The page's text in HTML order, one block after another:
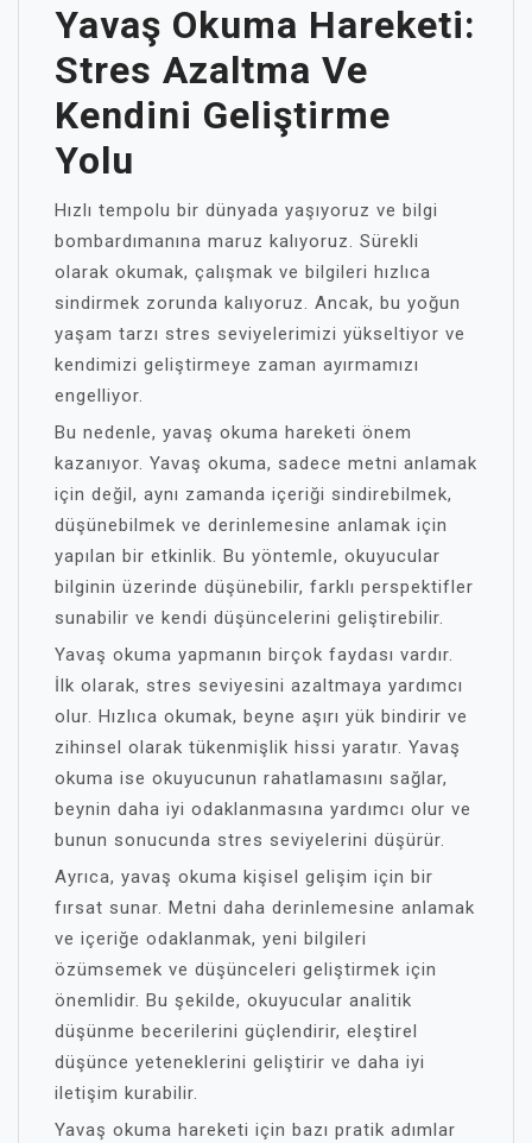
Yavaş Okuma Hareketi:
Stres Azaltma Ve
Kendini Geliştirme
Yolu
Hızlı tempolu bir dünyada yaşıyoruz ve bilgi
bombardımanına maruz kalıyoruz. Sürekli
olarak okumak, çalışmak ve bilgileri hızlıca
sindirmek zorunda kalıyoruz. Ancak, bu yoğun
yaşam tarzı stres seviyelerimizi yükseltiyor ve
kendimizi geliştirmeye zaman ayırmamızı
engelliyor.
Bu nedenle, yavaş okuma hareketi önem
kazanıyor. Yavaş okuma, sadece metni anlamak
için değil, aynı zamanda içeriği sindirebilmek,
düşünebilmek ve derinlemesine anlamak için
yapılan bir etkinlik. Bu yöntemle, okuyucular
bilginin üzerinde düşünebilir, farklı perspektifler
sunabilir ve kendi düşüncelerini geliştirebilir.
Yavaş okuma yapmanın birçok faydası vardır.
İlk olarak, stres seviyesini azaltmaya yardımcı
olur. Hızlıca okumak, beyne aşırı yük bindirir ve
zihinsel olarak tükenmişlik hissi yaratır. Yavaş
okuma ise okuyucunun rahatlamasını sağlar,
beynin daha iyi odaklanmasına yardımcı olur ve
bunun sonucunda stres seviyelerini düşürür.
Ayrıca, yavaş okuma kişisel gelişim için bir
fırsat sunar. Metni daha derinlemesine anlamak
ve içeriğe odaklanmak, yeni bilgileri
özümsemek ve düşünceleri geliştirmek için
önemlidir. Bu şekilde, okuyucular analitik
düşünme becerilerini güçlendirir, eleştirel
düşünce yeteneklerini geliştirir ve daha iyi
iletişim kurabilir.
Yavaş okuma hareketi için bazı pratik adımlar